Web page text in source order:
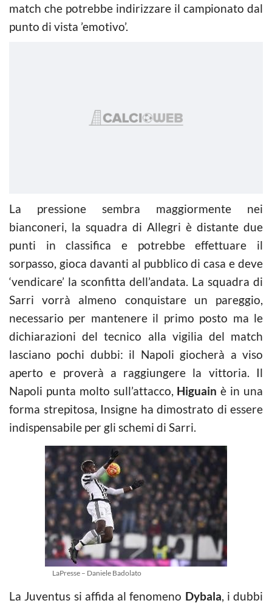
match che potrebbe indirizzare il campionato dal
punto di vista ’emotivo’.
La pressione sembra maggiormente nei
bianconeri, la squadra di Allegri è distante due
punti in classifica e potrebbe effettuare il
sorpasso, gioca davanti al pubblico di casa e deve
‘vendicare’ la sconfitta dell’andata. La squadra di
Sarri vorrà almeno conquistare un pareggio,
necessario per mantenere il primo posto ma le
dichiarazioni del tecnico alla vigilia del match
lasciano pochi dubbi: il Napoli giocherà a viso
aperto e proverà a raggiungere la vittoria. Il
Napoli punta molto sull’attacco, Higuain è in una
forma strepitosa, Insigne ha dimostrato di essere
indispensabile per gli schemi di Sarri.
LaPresse – Daniele Badolato
La Juventus si affida al fenomeno Dybala, i dubbi